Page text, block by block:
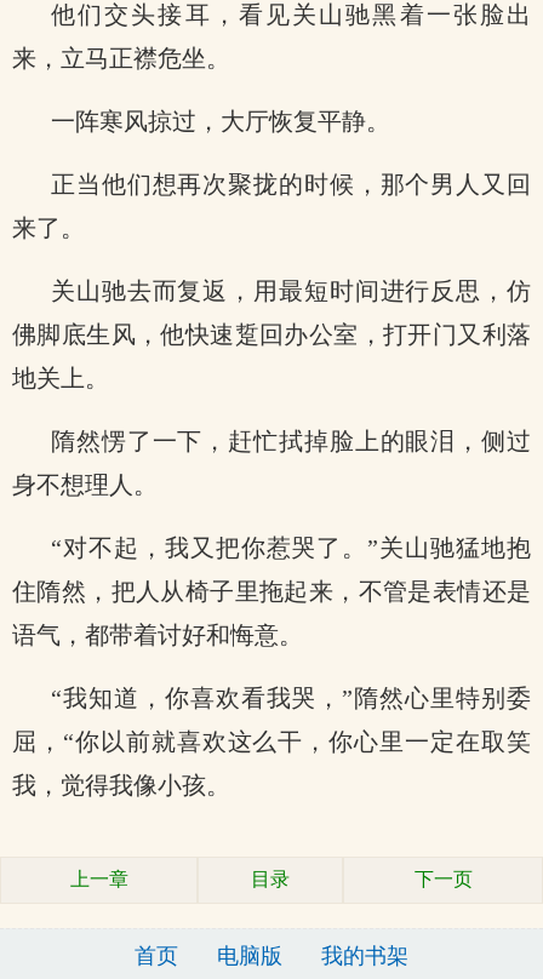
他们交头接耳，看见关山驰黑着一张脸出
来，立马正襟危坐。
一阵寒风掠过，大厅恢复平静。
正当他们想再次聚拢的时候，那个男人又回
来了。
关山驰去而复返，用最短时间进行反思，仿
佛脚底生风，他快速踅回办公室，打开门又利落
地关上。
隋然愣了一下，赶忙拭掉脸上的眼泪，侧过
身不想理人。
“对不起，我又把你惹哭了。”关山驰猛地抱
住隋然，把人从椅子里拖起来，不管是表情还是
语气，都带着讨好和悔意。
“我知道，你喜欢看我哭，”隋然心里特别委
屈，“你以前就喜欢这么干，你心里一定在取笑
我，觉得我像小孩。
上一章 目录 下一页
首页 电脑版 我的书架